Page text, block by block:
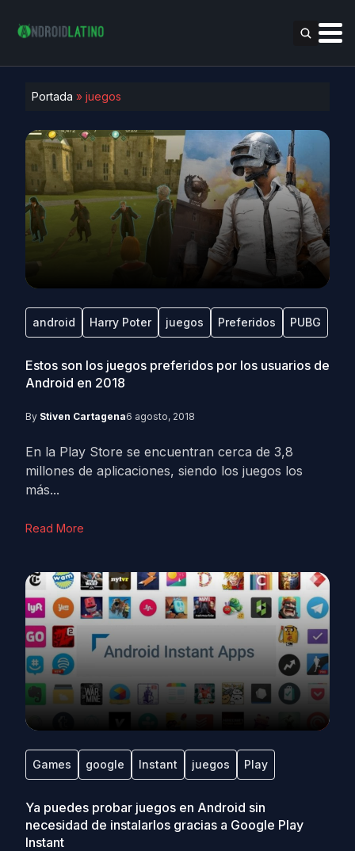
Portada » juegos
android Harry Poter juegos Preferidos PUBG
Estos son los juegos preferidos por los usuarios de
Android en 2018
By Stiven Cartagena6 agosto, 2018
En la Play Store se encuentran cerca de 3,8
millones de aplicaciones, siendo los juegos los
más...
Read More
Games google Instant juegos Play
Ya puedes probar juegos en Android sin
necesidad de instalarlos gracias a Google Play
Instant